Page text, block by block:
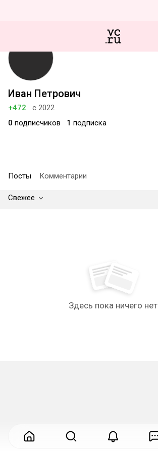
Иван Петрович
+472
с 2022
0 подписчиков 1 подписка
Посты Комментарии
Свежее
Здесь пока ничего нет